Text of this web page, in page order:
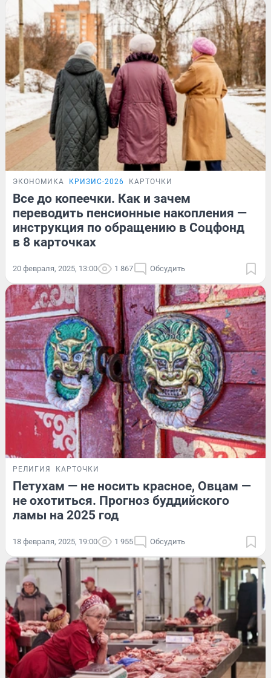
ЭКОНОМИКА КРИЗИС-2026 КАРТОЧКИ
Все до копеечки. Как и зачем
переводить пенсионные накопления —
инструкция по обращению в Соцфонд
в 8 карточках
20 февраля, 2025, 13:00 1 867 Обсудить
РЕЛИГИЯ КАРТОЧКИ
Петухам — не носить красное, Овцам —
не охотиться. Прогноз буддийского
ламы на 2025 год
18 февраля, 2025, 19:00 1 955 Обсудить